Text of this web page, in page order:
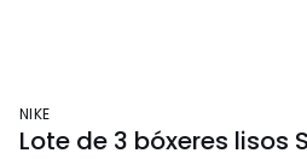
NIKE
Lote de 3 bóxeres lisos